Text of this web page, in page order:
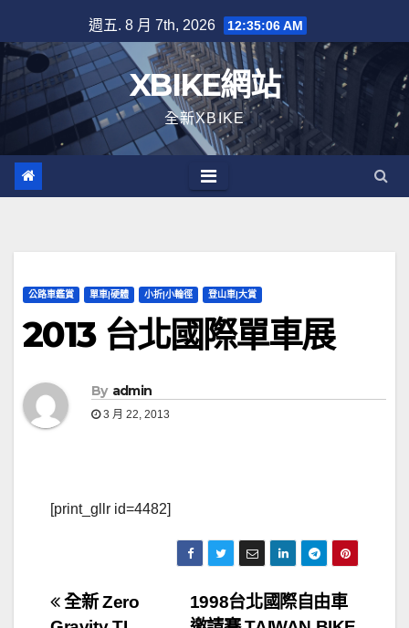
to
content
週五. 8 月 7th, 2026 12:35:06 AM
XBIKE網站
全新XBIKE
公路車鑑賞 單車|硬體 小折|小輪徑 登山車|大賞
2013 台北國際單車展
By admin
3 月 22, 2013
[print_gllr id=4482]
文
1998台北國際自由車
全新 Zero